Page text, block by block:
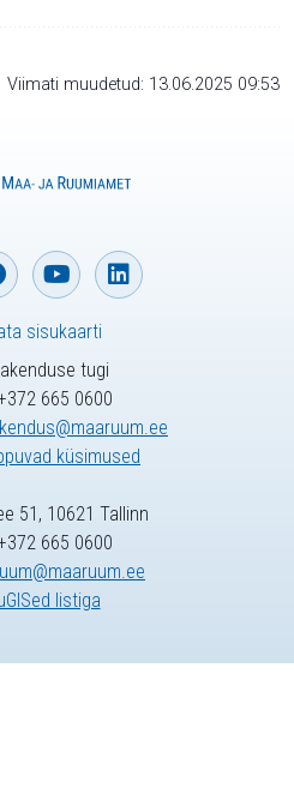
Viimati muudetud: 13.06.2025 09:53
tugi
665 0600
küsimused
sisukaarti
51, 10621 Tallinn
665 0600
listiga